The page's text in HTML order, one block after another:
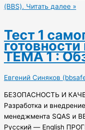
(BBS). Читать далее »
Тест 1
готовности
ТЕМА 1 :
Евгений Синяков
БЕЗОПАСНОСТЬ И
Разработка и
менеджмента SQAS и
Русский — English